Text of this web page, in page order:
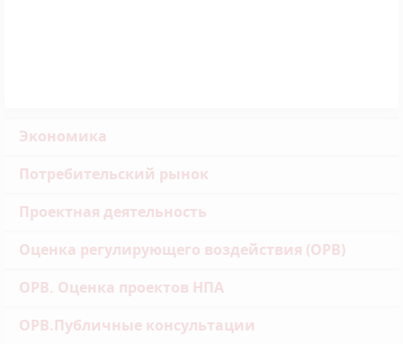
Экономика
Потребительский рынок
Проектная деятельность
Оценка регулирующего воздействия (ОРВ)
ОРВ. Оценка проектов НПА
ОРВ.Публичные консультации